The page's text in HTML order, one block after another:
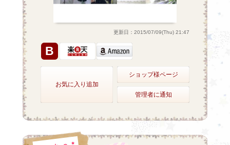
更新日：2015/07/09(Thu) 21:47
B
お気に入り追加
ショップ様ページ
管理者に通知